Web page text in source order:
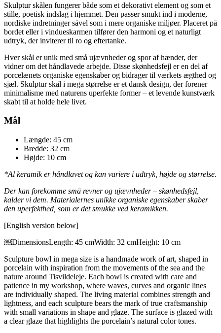
Skulptur skålen fungerer både som et dekorativt element og som et
stille, poetisk indslag i hjemmet. Den passer smukt ind i moderne,
nordiske indretninger såvel som i mere organiske miljøer. Placeret på
bordet eller i vindueskarmen tilfører den harmoni og et naturligt
udtryk, der inviterer til ro og eftertanke.
Hver skål er unik med små ujævnheder og spor af hænder, der
vidner om det håndlavede arbejde. Disse skønhedsfejl er en del af
porcelænets organiske egenskaber og bidrager til værkets ægthed og
sjæl. Skulptur skål i mega størrelse er et dansk design, der forener
minimalisme med naturens uperfekte former – et levende kunstværk
skabt til at holde hele livet.
Mål
Længde: 45 cm
Bredde: 32 cm
Højde: 10 cm
*Al keramik er håndlavet og kan variere i udtryk, højde og størrelse.
Der kan forekomme små revner og ujævnheder – skønhedsfejl,
kalder vi dem. Materialernes unikke organiske egenskaber skaber
den uperfekthed, som er det smukke ved keramikken.
[English version below]
￼DimensionsLength: 45 cmWidth: 32 cmHeight: 10 cm
Sculpture bowl in mega size is a handmade work of art, shaped in
porcelain with inspiration from the movements of the sea and the
nature around Tisvildeleje. Each bowl is created with care and
patience in my workshop, where waves, curves and organic lines
are individually shaped. The living material combines strength and
lightness, and each sculpture bears the mark of true craftsmanship
with small variations in shape and glaze. The surface is glazed with
a clear glaze that highlights the porcelain’s natural color tones.